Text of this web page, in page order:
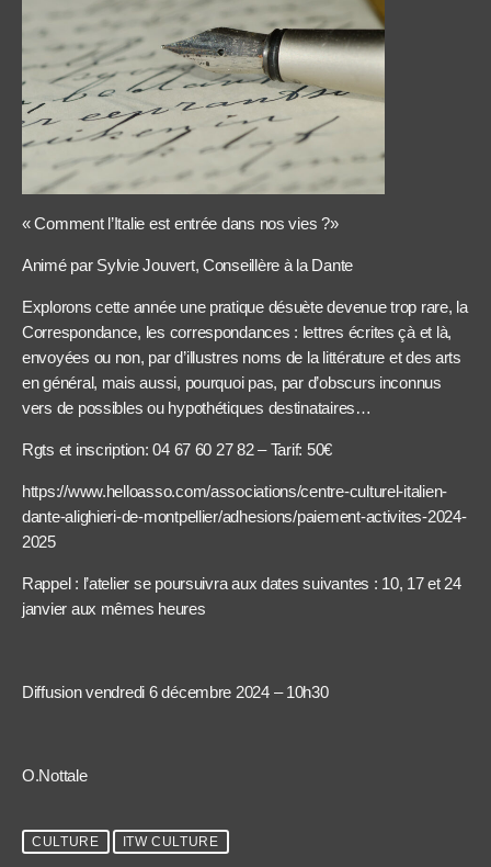
« Comment l’Italie est entrée dans nos vies ?»
Animé par Sylvie Jouvert, Conseillère à la Dante
Explorons cette année une pratique désuète devenue trop rare, la
Correspondance, les correspondances : lettres écrites çà et là,
envoyées ou non, par d’illustres noms de la littérature et des arts
en général, mais aussi, pourquoi pas, par d’obscurs inconnus
vers de possibles ou hypothétiques destinataires…
Rgts et inscription: 04 67 60 27 82 – Tarif: 50€
https://www.helloasso.com/associations/centre-culturel-italien-
dante-alighieri-de-montpellier/adhesions/paiement-activites-2024-
2025
Rappel : l’atelier se poursuivra aux dates suivantes : 10, 17 et 24
janvier aux mêmes heures
Diffusion vendredi 6 décembre 2024 – 10h30
O.Nottale
CULTURE ITW CULTURE